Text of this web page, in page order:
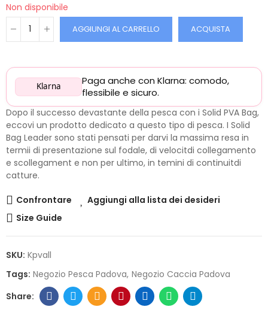
Non disponibile
AGGIUNGI AL CARRELLO ACQUISTA
Klarna
Paga anche con Klarna: comodo,
flessibile e sicuro.
Dopo il successo devastante della pesca con i Solid PVA Bag,
eccovi un prodotto dedicato a questo tipo di pesca. I Solid
Bag Leader sono stati pensati per darvi la massima resa in
termii di presentazione sul fodale, di velocitdi collegamento
e scollegament e non per ultimo, in temini di continuitdi
catture.
Confrontare
Aggiungi alla lista dei desideri
Size Guide
SKU: Kpvall
Tags: Negozio Pesca Padova Negozio Caccia Padova